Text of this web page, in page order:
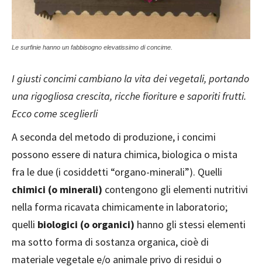
Le surfinie hanno un fabbisogno elevatissimo di concime.
I giusti concimi cambiano la vita dei vegetali, portando
una rigogliosa crescita, ricche fioriture e saporiti frutti.
Ecco come sceglierli
A seconda del metodo di produzione, i concimi
possono essere di natura chimica, biologica o mista
fra le due (i cosiddetti “organo-minerali”). Quelli
chimici (o minerali) contengono gli elementi nutritivi
nella forma ricavata chimicamente in laboratorio;
quelli biologici (o organici) hanno gli stessi elementi
ma sotto forma di sostanza organica, cioè di
materiale vegetale e/o animale privo di residui o